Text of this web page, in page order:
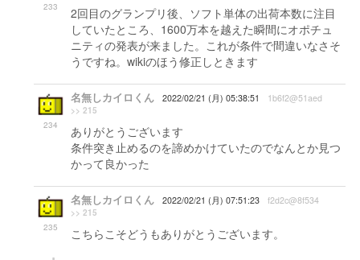
233
2回目のグランプリ後、ソフト単体の出荷本数に注目
していたところ、1600万本を越えた瞬間にオポチュ
ニティの発表が来ました。これが条件で間違いなさそ
うですね。wikiのほう修正しときます
234
名無しカイロくん 2022/02/21 (月) 05:38:51 1b6f2@51aed
>> 215
ありがとうございます
条件突き止めるのを諦めかけていたのでなんとか見つ
かって良かった
235
名無しカイロくん 2022/02/21 (月) 07:51:23 f2d2c@8f534
>> 215
こちらこそどうもありがとうございます。